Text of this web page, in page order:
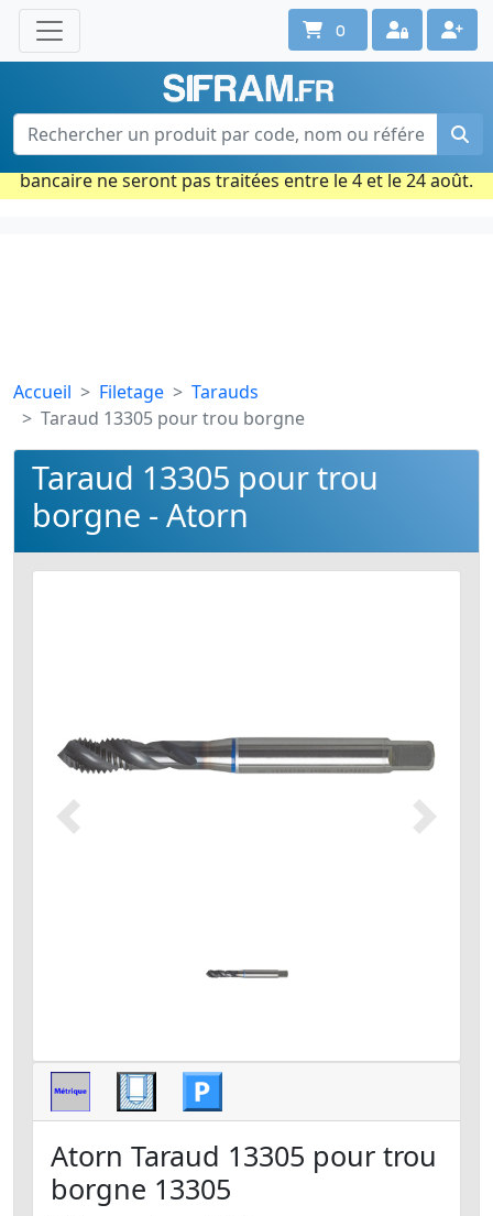
Une question ? Un conseil ?
Contactez-nous au 02 40 92 17 71
Ouvert du lun. au vend. de 08h à 18h
Période estivale : Les commandes prises par carte
bancaire ne seront pas traitées entre le 4 et le 24 août.
0
Accueil Filetage
Tarauds
Taraud 13305 pour trou borgne
Taraud 13305 pour trou
borgne - Atorn
Précédent Suivant
Atorn Taraud 13305 pour trou
borgne 13305